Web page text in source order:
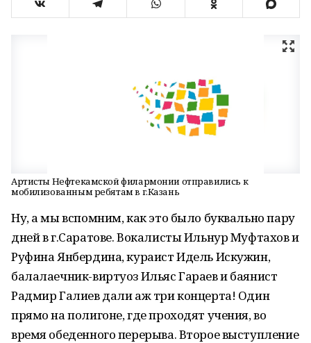
Артисты Нефтекамской филармонии отправились к
мобилизованным ребятам в г.Казань
Ну, а мы вспомним, как это было буквально пару
дней в г.Саратове. Вокалисты Ильнур Муфтахов и
Руфина Янбердина, кураист Идель Искужин,
балалаечник-виртуоз Ильяс Гараев и баянист
Радмир Галиев дали аж три концерта! Один
прямо на полигоне, где проходят учения, во
время обеденного перерыва. Второе выступление